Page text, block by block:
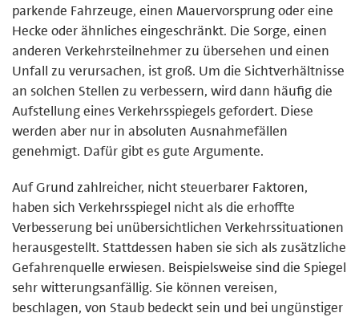
parkende Fahrzeuge, einen Mauervorsprung oder eine
Hecke oder ähnliches eingeschränkt. Die Sorge, einen
anderen Verkehrsteilnehmer zu übersehen und einen
Unfall zu verursachen, ist groß. Um die Sichtverhältnisse
an solchen Stellen zu verbessern, wird dann häufig die
Aufstellung eines Verkehrsspiegels gefordert. Diese
werden aber nur in absoluten Ausnahmefällen
genehmigt. Dafür gibt es gute Argumente.
Auf Grund zahlreicher, nicht steuerbarer Faktoren,
haben sich Verkehrsspiegel nicht als die erhoffte
Verbesserung bei unübersichtlichen Verkehrssituationen
herausgestellt. Stattdessen haben sie sich als zusätzliche
Gefahrenquelle erwiesen. Beispielsweise sind die Spiegel
sehr witterungsanfällig. Sie können vereisen,
beschlagen, von Staub bedeckt sein und bei ungünstiger